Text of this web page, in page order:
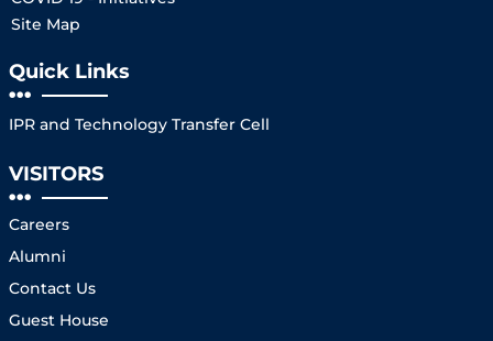
Site Map
Quick Links
IPR and Technology Transfer Cell
VISITORS
Careers
Alumni
Contact Us
Guest House